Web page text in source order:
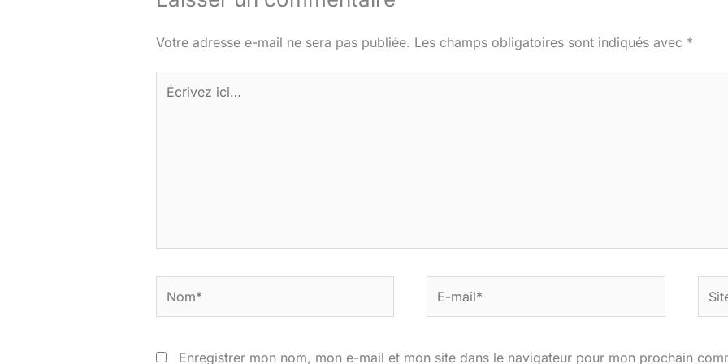
Votre adresse e-mail ne sera pas publiée. Les champs obligatoires sont indiqués avec *
ici…
mail*
Enregistrer mon nom, mon e-mail et mon site dans le navigateur pour mon prochain